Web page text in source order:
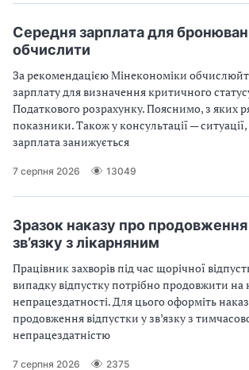
Середня зарплата для
обчислити
За рекомендацією Мінекономіки
зарплату для визначення критичного
Податкового розрахунку. Пояснимо, з яких
показники. Також у консультації —
зарплата занижується
7 серпня 2026 13049
Зразок наказу про продовження
зв’язку з лікарняним
Працівник захворів під час щорічної
випадку відпустку потрібно продовжити на
непрацездатності. Для цього оформіть
продовження відпустки у зв’язку з
непрацездатністю
7 серпня 2026 2375